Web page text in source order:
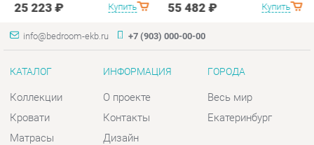
Коллекции
Комоды
Тумбы
Зеркала
О проекте
Доставка и Оплата
Политика
Гарантия
Весь мир